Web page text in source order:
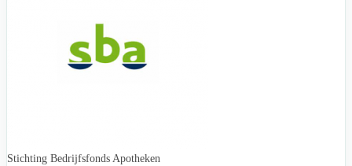
Stichting Bedrijfsfonds Apotheken